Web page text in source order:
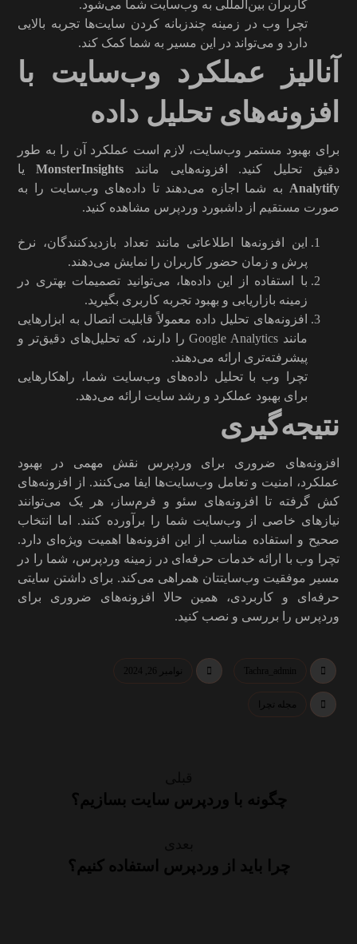
کاربران بین‌المللی به وب‌سایت شما می‌شود.
تچرا وب در زمینه چندزبانه کردن سایت‌ها تجربه بالایی
دارد و می‌تواند در این مسیر به شما کمک کند.
آنالیز عملکرد وب‌سایت با
افزونه‌های تحلیل داده
برای بهبود مستمر وب‌سایت، لازم است عملکرد آن را به طور
دقیق تحلیل کنید. افزونه‌هایی مانند MonsterInsightsیا
Analytify به شما اجازه می‌دهند تا داده‌های وب‌سایت را به
صورت مستقیم از داشبورد وردپرس مشاهده کنید.
این افزونه‌ها اطلاعاتی مانند تعداد بازدیدکنندگان، نرخ
پرش و زمان حضور کاربران را نمایش می‌دهند.
با استفاده از این داده‌ها، می‌توانید تصمیمات بهتری در
زمینه بازاریابی و بهبود تجربه کاربری بگیرید.
افزونه‌های تحلیل داده معمولاً قابلیت اتصال به ابزارهایی
مانند Google Analytics را دارند، که تحلیل‌های دقیق‌تر و
پیشرفته‌تری ارائه می‌دهند.
تچرا وب با تحلیل داده‌های وب‌سایت شما، راهکارهایی
برای بهبود عملکرد و رشد سایت ارائه می‌دهد.
نتیجه‌گیری
افزونه‌های ضروری برای وردپرس نقش مهمی در بهبود
عملکرد، امنیت و تعامل وب‌سایت‌ها ایفا می‌کنند. از افزونه‌های
کش گرفته تا افزونه‌های سئو و فرم‌ساز، هر یک می‌توانند
نیازهای خاصی از وب‌سایت شما را برآورده کنند. اما انتخاب
صحیح و استفاده مناسب از این افزونه‌ها اهمیت ویژه‌ای دارد.
تچرا وب با ارائه خدمات حرفه‌ای در زمینه وردپرس، شما را در
مسیر موفقیت وب‌سایتتان همراهی می‌کند. برای داشتن سایتی
حرفه‌ای و کاربردی، همین حالا افزونه‌های ضروری برای
وردپرس را بررسی و نصب کنید.
Tachra_admin نوامبر 26, 2024
مجله تچرا
چگونه با وردپرس سایت بسازیم؟
چرا باید از وردپرس استفاده کنیم؟